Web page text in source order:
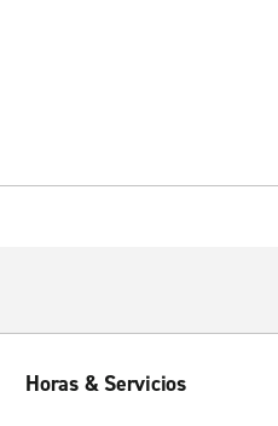
Horas & Servicios